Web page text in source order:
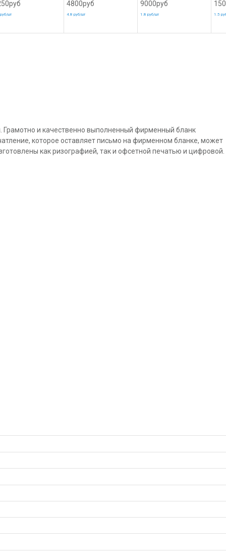
шт
4800руб
4.8 руб/шт
9000руб
1.8 руб/шт 1.5
и качественно выполненный фирменный бланк
которое оставляет письмо на фирменном бланке, может
как ризографией, так и офсетной печатью и цифровой.